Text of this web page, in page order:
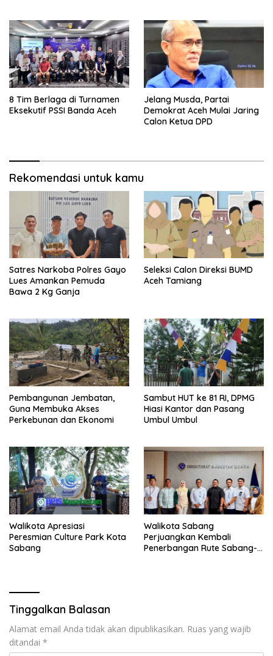
8 Tim Berlaga di Turnamen
Eksekutif PSSI Banda Aceh
Jelang Musda, Partai
Demokrat Aceh Mulai Jaring
Calon Ketua DPD
Rekomendasi untuk kamu
Satres Narkoba Polres Gayo
Lues Amankan Pemuda
Bawa 2 Kg Ganja
Seleksi Calon Direksi BUMD
Aceh Tamiang
Pembangunan Jembatan,
Guna Membuka Akses
Perkebunan dan Ekonomi
Sambut HUT ke 81 RI, DPMG
Hiasi Kantor dan Pasang
Umbul Umbul
Walikota Apresiasi
Peresmian Culture Park Kota
Sabang
Walikota Sabang
Perjuangkan Kembali
Penerbangan Rute Sabang-
Tinggalkan Balasan
Alamat email Anda tidak akan dipublikasikan. Ruas yang wajib
ditandai *